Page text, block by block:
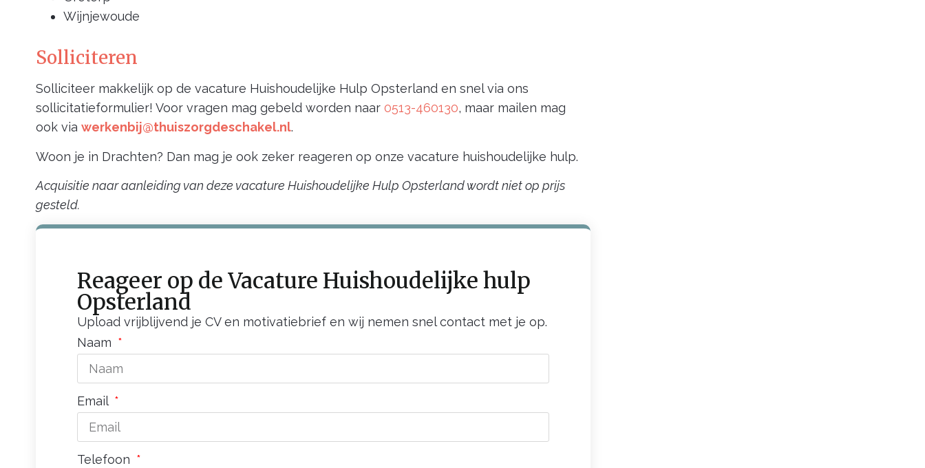
Wijnjewoude
Solliciteren
Solliciteer makkelijk op de vacature Huishoudelijke Hulp Opsterland en snel via ons
sollicitatieformulier! Voor vragen mag gebeld worden naar 0513-460130, maar mailen mag
ook via werkenbij@thuiszorgdeschakel.nl.
Woon je in Drachten? Dan mag je ook zeker reageren op onze vacature huishoudelijke hulp.
Acquisitie naar aanleiding van deze vacature Huishoudelijke Hulp Opsterland wordt niet op prijs
gesteld.
Reageer op de Vacature Huishoudelijke hulp
Opsterland
Upload vrijblijvend je CV en motivatiebrief en wij nemen snel contact met je op.
Naam
Email
Telefoon